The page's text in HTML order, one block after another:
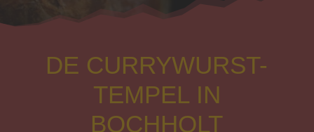
DE CURRYWURST-
TEMPEL IN
BOCHHOLT